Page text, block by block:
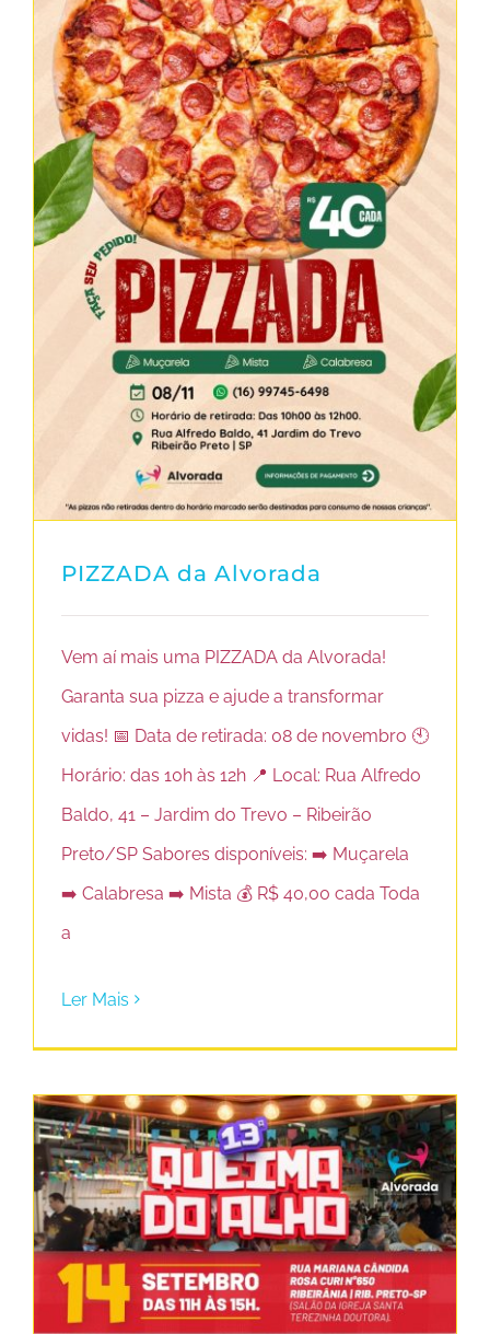
PIZZADA da Alvorada
Vem aí mais uma PIZZADA da Alvorada!
Garanta sua pizza e ajude a transformar
vidas! 📅 Data de retirada: 08 de novembro 🕙
Horário: das 10h às 12h 📍 Local: Rua Alfredo
Baldo, 41 – Jardim do Trevo – Ribeirão
Preto/SP Sabores disponíveis: ➡️ Muçarela
➡️ Calabresa ➡️ Mista 💰 R$ 40,00 cada Toda
a
Ler Mais